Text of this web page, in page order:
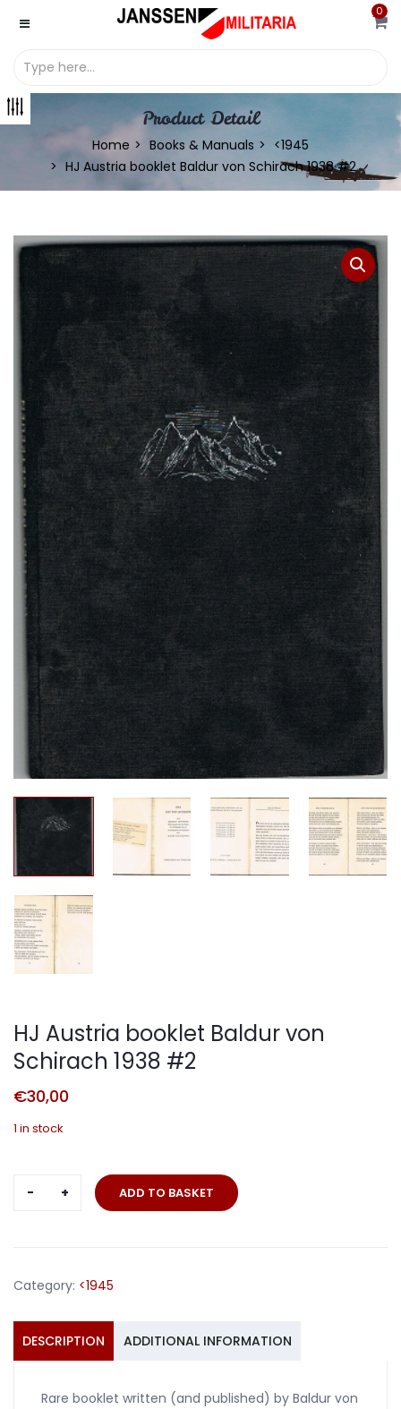
0
Product Detail
Home Books & Manuals
<1945
HJ Austria booklet Baldur von Schirach 1938 #2
HJ Austria booklet Baldur von
Schirach 1938 #2
€30,00
1 in stock
Austria
Schirach
#2
quantity
ADD TO BASKET
Category: <1945
DESCRIPTION ADDITIONAL INFORMATION
Rare booklet written (and published) by Baldur von